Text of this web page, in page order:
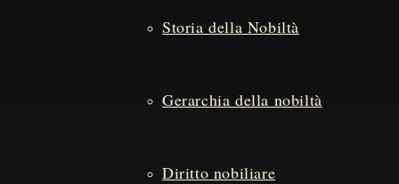
Storia della Nobiltà
Gerarchia della nobiltà
Diritto nobiliare